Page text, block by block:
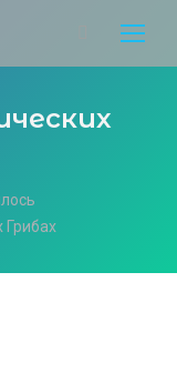
Грибах